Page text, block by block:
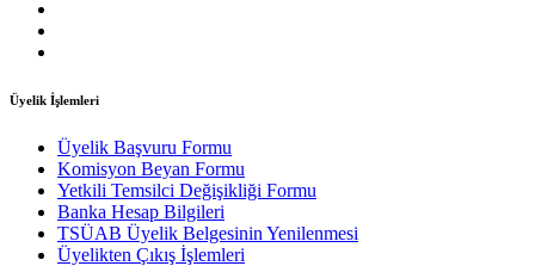
Üyelik İşlemleri
Üyelik Başvuru Formu
Komisyon Beyan Formu
Yetkili Temsilci Değişikliği Formu
Banka Hesap Bilgileri
TSÜAB Üyelik Belgesinin Yenilenmesi
Üyelikten Çıkış İşlemleri